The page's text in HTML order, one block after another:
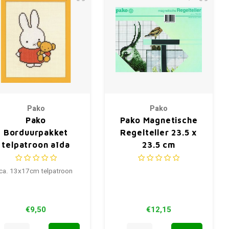
Pako
Pako
Borduurpakket
telpatroon aïda
Nijntje met beer
13x17cm
13x17cm telpatroon
€9,50
Pako
Pako Magnetische
Regelteller 23.5 x
23.5 cm
€12,15